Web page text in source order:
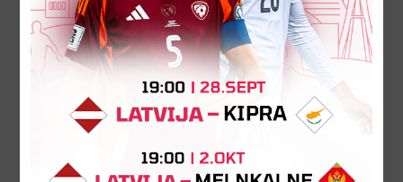
Ar Salaspils novada pašvaldības un turnīra
partneru atbalstu arī 2026. gadā Salaspils
stadionā norisināsies bērnu futbola turnīru sērija
"FK Salaspils kauss". Turnīri...
05. janvāris 2026.
DEC